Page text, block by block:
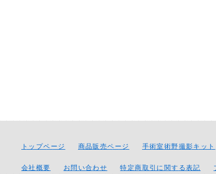
トップページ 商品販売ページ 手術室術野撮影キット
会社概要 お問い合わせ 特定商取引に関する表記